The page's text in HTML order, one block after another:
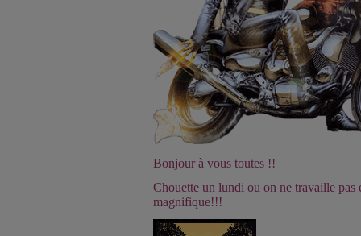
Bonjour à vous toutes !!
Chouette un lundi ou on ne travaille pas
magnifique!!!